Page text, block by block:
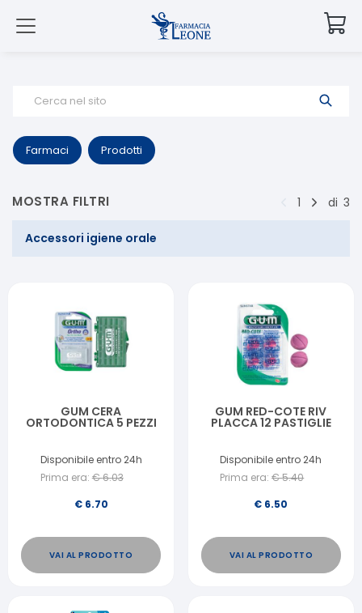
Cerca nel sito
Farmaci Prodotti
MOSTRA FILTRI 1 di 3
Accessori igiene orale
GUM CERA
ORTODONTICA 5 PEZZI
Disponibile entro 24h
Prima era: €6.03
€ 6.70
VAI AL PRODOTTO
GUM RED-COTE RIV
PLACCA 12 PASTIGLIE
Disponibile entro 24h
Prima era: €5.40
€ 6.50
VAI AL PRODOTTO